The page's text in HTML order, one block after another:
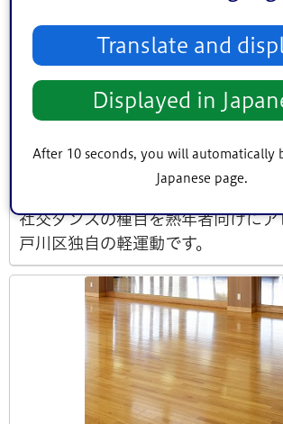
Translate and
Displayed in
After 10 seconds, you will automatically
Japanese page.
リズム運動
エクササイズ 体操
熟年者
中央, 小松川・平井, 葛西, 小岩, 東
2026年4月1日 ～ 2027年3
社交ダンスの種目を熟年者向けにア
戸川区独自の軽運動です。